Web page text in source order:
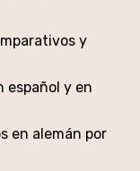
y
español y en
en alemán por